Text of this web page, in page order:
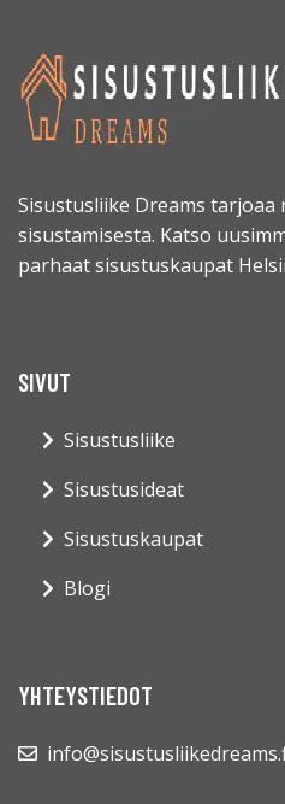
Sisustusliike Dreams tarjoaa
sisustamisesta. Katso
parhaat sisustuskaupat
SIVUT
Sisustusliike
Sisustusideat
Sisustuskaupat
Blogi
YHTEYSTIEDOT